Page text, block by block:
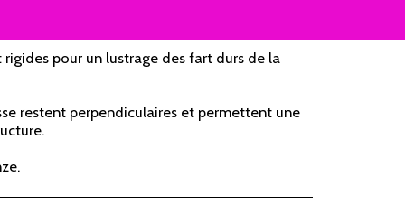
pour un lustrage des fart durs de la
restent perpendiculaires et permettent une